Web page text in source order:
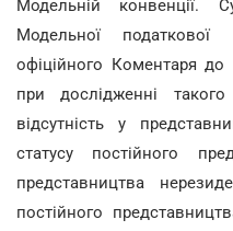
Модельній
Модельної
офіційного Коментаря
при дослідженні
відсутність у
статусу постійного
представництва
постійного